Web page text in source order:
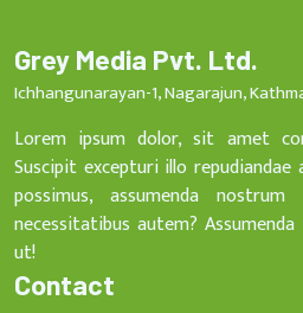
Grey Media Pvt. Ltd.
Ichhangunarayan-1, Nagarajun,
Lorem ipsum dolor, sit amet
Suscipit excepturi illo
possimus, assumenda
necessitatibus autem?
ut!
Contact